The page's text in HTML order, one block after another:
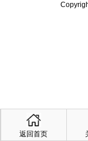
返回首页